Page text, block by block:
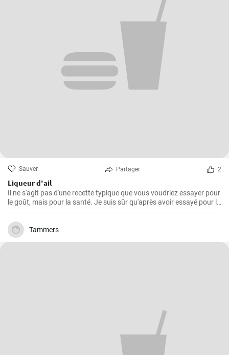
Sauver Partager 2
Liqueur d'ail
Il ne s'agit pas d'une recette typique que vous voudriez essayer pour
le goût, mais pour la santé. Je suis sûr qu'après avoir essayé pour la
première fois cette teinture magique, puissante et saine à la fois,
vous voudrez toujours en faire des réserves à la maison.
Tammers